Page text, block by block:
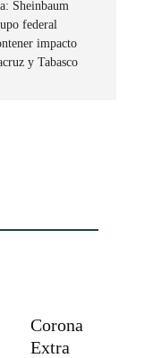
Sheinbaum
federal
impacto
y Tabasco
Corona
Extra